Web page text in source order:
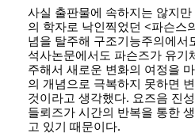
사실 출판물에 속하지는 않지
의 학자로 낙인찍었던 <파슨스
념을 탈주해 구조기능주의에
석사논문에서도 파슨즈가 유
주해서 새로운 변화의 여정을
의 개념으로 극복하지 못하면
것이라고 생각했다. 요즈음 진
들뢰즈가 시간의 반복을 통한
고 있기 때문이다.